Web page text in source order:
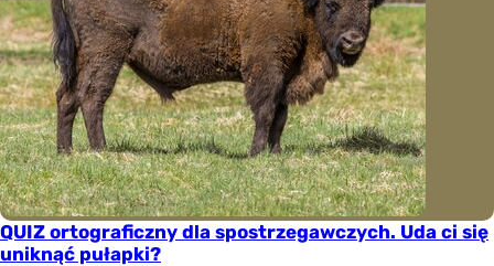
QUIZ ortograficzny dla spostrzegawczych. Uda ci się
uniknąć pułapki?